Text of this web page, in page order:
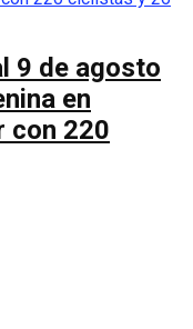
9 de agosto
en
con 220